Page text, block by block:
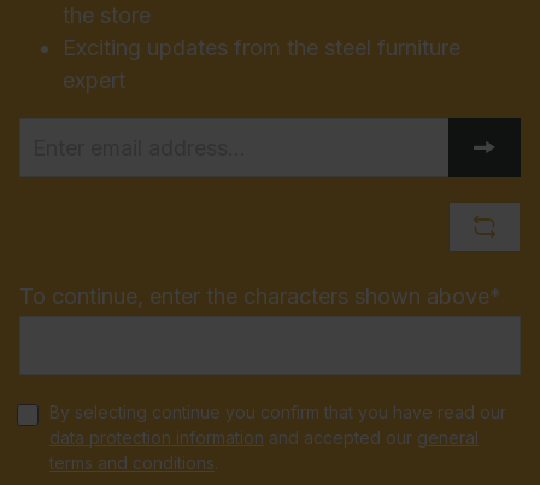
the store
Exciting updates from the steel furniture
expert
To continue, enter the characters shown above*
By selecting continue you confirm that you have read our
data protection information and accepted our general
terms and conditions.